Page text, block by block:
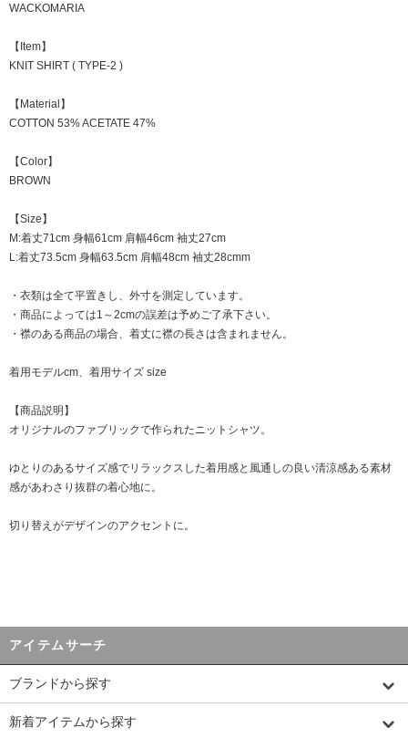
WACKOMARIA
【Item】
KNIT SHIRT ( TYPE-2 )
【Material】
COTTON 53% ACETATE 47%
【Color】
BROWN
【Size】
M:着丈71cm 身幅61cm 肩幅46cm 袖丈27cm
L:着丈73.5cm 身幅63.5cm 肩幅48cm 袖丈28cmm
・衣類は全て平置きし、外寸を測定しています。
・商品によっては1～2cmの誤差は予めご了承下さい。
・襟のある商品の場合、着丈に襟の長さは含まれません。
着用モデルcm、着用サイズ size
【商品説明】
オリジナルのファブリックで作られたニットシャツ。
ゆとりのあるサイズ感でリラックスした着用感と風通しの良い清涼感ある素材
感があわさり抜群の着心地に。
切り替えがデザインのアクセントに。
アイテムサーチ
ブランドから探す
新着アイテムから探す